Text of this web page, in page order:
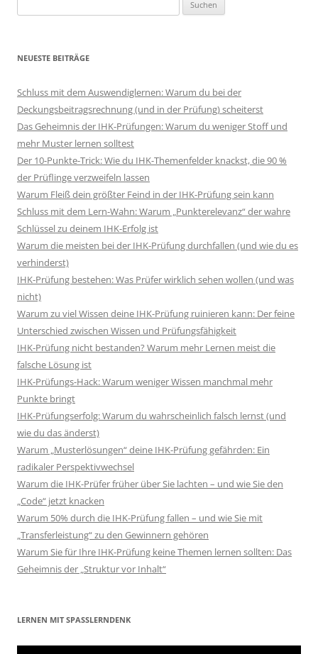
nach:
NEUESTE BEITRÄGE
Schluss mit dem Auswendiglernen: Warum du bei der
Deckungsbeitragsrechnung (und in der Prüfung) scheiterst
Das Geheimnis der IHK-Prüfungen: Warum du weniger Stoff und
mehr Muster lernen solltest
Der 10-Punkte-Trick: Wie du IHK-Themenfelder knackst, die 90 %
der Prüflinge verzweifeln lassen
Warum Fleiß dein größter Feind in der IHK-Prüfung sein kann
Schluss mit dem Lern-Wahn: Warum „Punkterelevanz“ der wahre
Schlüssel zu deinem IHK-Erfolg ist
Warum die meisten bei der IHK-Prüfung durchfallen (und wie du es
verhinderst)
IHK-Prüfung bestehen: Was Prüfer wirklich sehen wollen (und was
nicht)
Warum zu viel Wissen deine IHK-Prüfung ruinieren kann: Der feine
Unterschied zwischen Wissen und Prüfungsfähigkeit
IHK-Prüfung nicht bestanden? Warum mehr Lernen meist die
falsche Lösung ist
IHK-Prüfungs-Hack: Warum weniger Wissen manchmal mehr
Punkte bringt
IHK-Prüfungserfolg: Warum du wahrscheinlich falsch lernst (und
wie du das änderst)
Warum „Musterlösungen“ deine IHK-Prüfung gefährden: Ein
radikaler Perspektivwechsel
Warum die IHK-Prüfer früher über Sie lachten – und wie Sie den
„Code“ jetzt knacken
Warum 50% durch die IHK-Prüfung fallen – und wie Sie mit
„Transferleistung“ zu den Gewinnern gehören
Warum Sie für Ihre IHK-Prüfung keine Themen lernen sollten: Das
Geheimnis der „Struktur vor Inhalt“
LERNEN MIT SPASSLERNDENK